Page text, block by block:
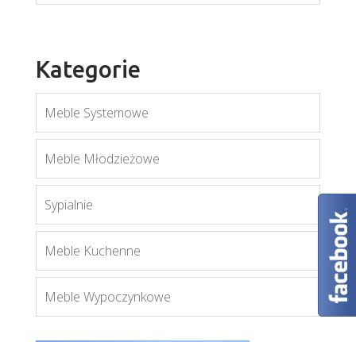
Kategorie
Meble Systemowe
Meble Młodzieżowe
Sypialnie
Meble Kuchenne
Meble Wypoczynkowe